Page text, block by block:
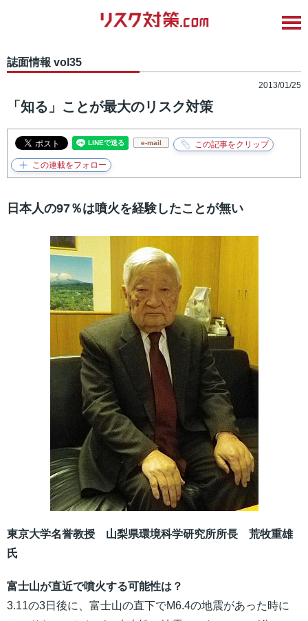
誌面情報 vol35
2013/01/25
「知る」ことが最大のリスク対策
e-mail
日本人の97％は噴火を経験したことが無い
東京大学名誉教授 山梨県環境科学研究所所長 荒牧重雄
氏
富士山が直近で噴火する可能性は？
3.11の3日後に、富士山の直下でM6.4の地震があった時に